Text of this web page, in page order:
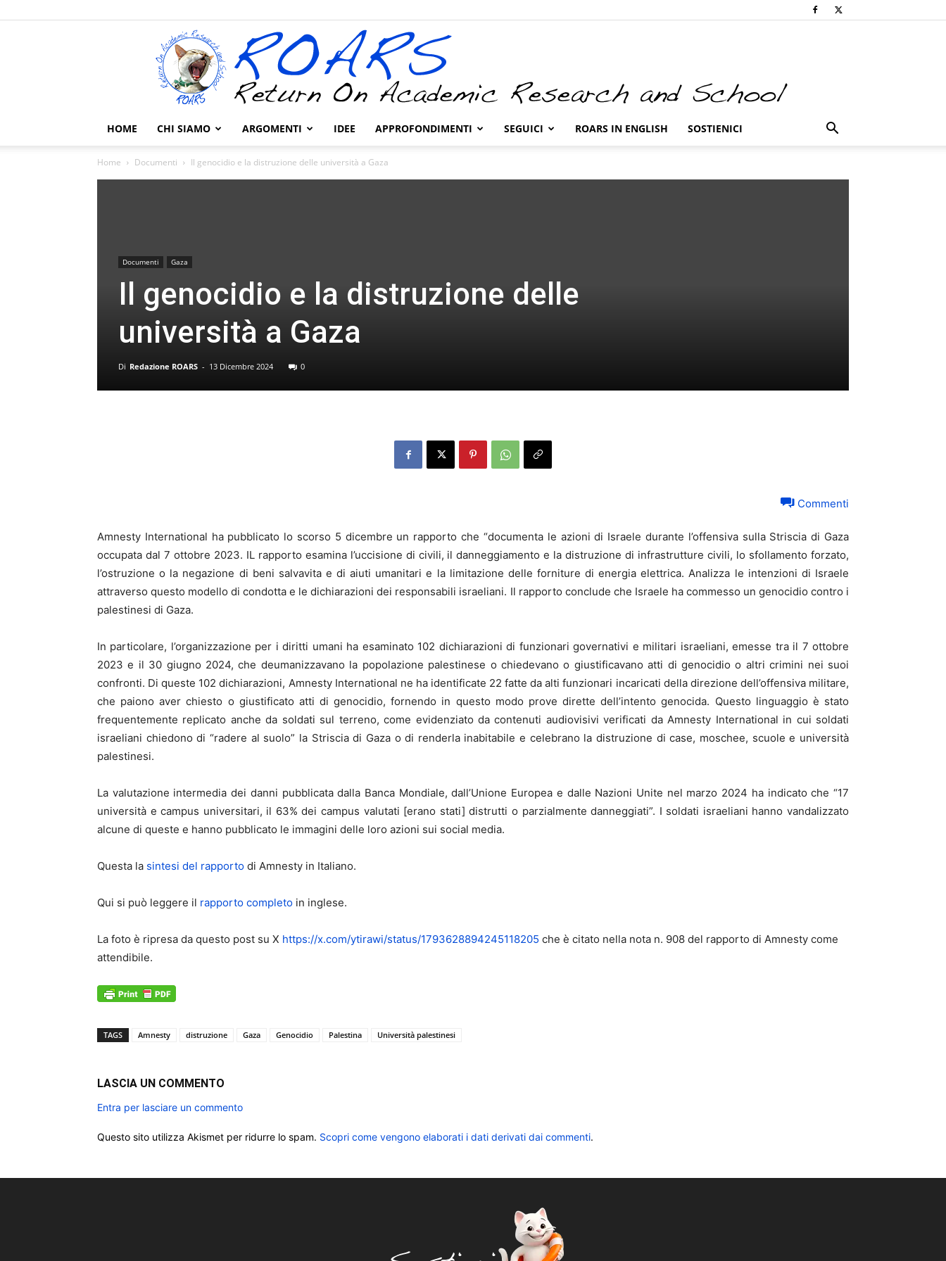
HOME CHI SIAMO ARGOMENTI IDEE APPROFONDIMENTI SEGUICI ROARS IN ENGLISH SOSTIENICI
Home Documenti Il genocidio e la distruzione delle università a Gaza
Documenti Gaza
Il genocidio e la distruzione delle
università a Gaza
Di Redazione ROARS - 13 Dicembre 2024 0
Commenti
Amnesty International ha pubblicato lo scorso 5 dicembre un rapporto che “documenta le azioni di Israele durante l’offensiva sulla Striscia di Gaza
occupata dal 7 ottobre 2023. IL rapporto esamina l’uccisione di civili, il danneggiamento e la distruzione di infrastrutture civili, lo sfollamento forzato,
l’ostruzione o la negazione di beni salvavita e di aiuti umanitari e la limitazione delle forniture di energia elettrica. Analizza le intenzioni di Israele
attraverso questo modello di condotta e le dichiarazioni dei responsabili israeliani. Il rapporto conclude che Israele ha commesso un genocidio contro i
palestinesi di Gaza.
In particolare, l’organizzazione per i diritti umani ha esaminato 102 dichiarazioni di funzionari governativi e militari israeliani, emesse tra il 7 ottobre
2023 e il 30 giugno 2024, che deumanizzavano la popolazione palestinese o chiedevano o giustificavano atti di genocidio o altri crimini nei suoi
confronti. Di queste 102 dichiarazioni, Amnesty International ne ha identificate 22 fatte da alti funzionari incaricati della direzione dell’offensiva militare,
che paiono aver chiesto o giustificato atti di genocidio, fornendo in questo modo prove dirette dell’intento genocida. Questo linguaggio è stato
frequentemente replicato anche da soldati sul terreno, come evidenziato da contenuti audiovisivi verificati da Amnesty International in cui soldati
israeliani chiedono di “radere al suolo” la Striscia di Gaza o di renderla inabitabile e celebrano la distruzione di case, moschee, scuole e università
palestinesi.
La valutazione intermedia dei danni pubblicata dalla Banca Mondiale, dall’Unione Europea e dalle Nazioni Unite nel marzo 2024 ha indicato che “17
università e campus universitari, il 63% dei campus valutati [erano stati] distrutti o parzialmente danneggiati”. I soldati israeliani hanno vandalizzato
alcune di queste e hanno pubblicato le immagini delle loro azioni sui social media.
Questa la sintesi del rapporto di Amnesty in Italiano.
Qui si può leggere il rapporto completo in inglese.
La foto è ripresa da questo post su X https://x.com/ytirawi/status/1793628894245118205 che è citato nella nota n. 908 del rapporto di Amnesty come
attendibile.
TAGS Amnesty distruzione Gaza Genocidio Palestina Università palestinesi
LASCIA UN COMMENTO
Entra per lasciare un commento
Questo sito utilizza Akismet per ridurre lo spam. Scopri come vengono elaborati i dati derivati dai commenti.